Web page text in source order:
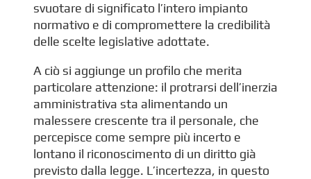
svuotare di significato l’intero impianto
normativo e di compromettere la credibilità
delle scelte legislative adottate.
A ciò si aggiunge un profilo che merita
particolare attenzione: il protrarsi dell’inerzia
amministrativa sta alimentando un
malessere crescente tra il personale, che
percepisce come sempre più incerto e
lontano il riconoscimento di un diritto già
previsto dalla legge. L’incertezza, in questo